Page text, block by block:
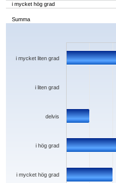
i mycket hög grad
Summa
Chart
The chart has 1 X axis displaying categories.
The chart has 1 Y axis displaying values.
i mycket hög grad
i hög grad
delvis
i liten grad
i mycket liten grad